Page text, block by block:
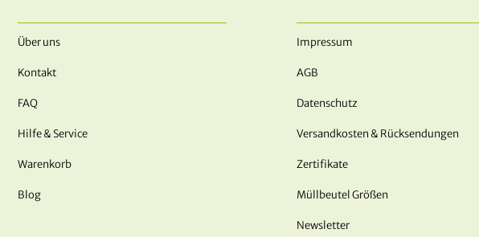
Über uns
Kontakt
FAQ
Hilfe & Service
Warenkorb
Blog
Impressum
AGB
Datenschutz
Versandkosten & Rücksendungen
Zertifikate
Müllbeutel Größen
Newsletter